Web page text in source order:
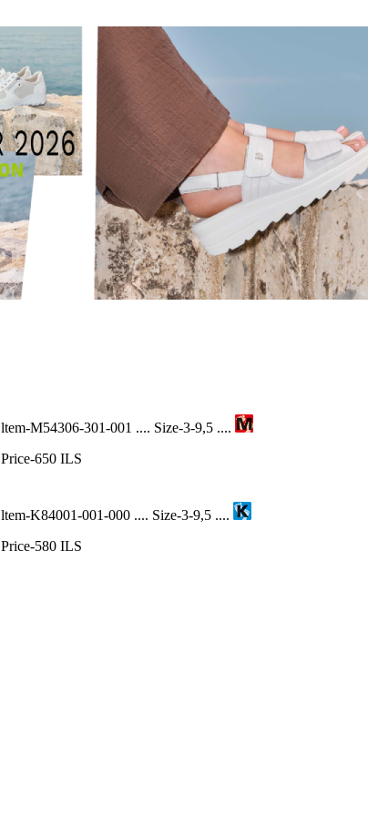
ltem-M54306-301-001 .... Size-3-9,5 ....
Price-650 ILS
ltem-K84001-001-000 .... Size-3-9,5 ....
Price-580 ILS